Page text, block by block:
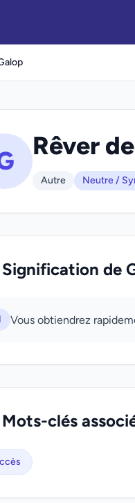
Rêver
Autre Neutre /
Signification de
Vous obtiendrez
Mots-clés